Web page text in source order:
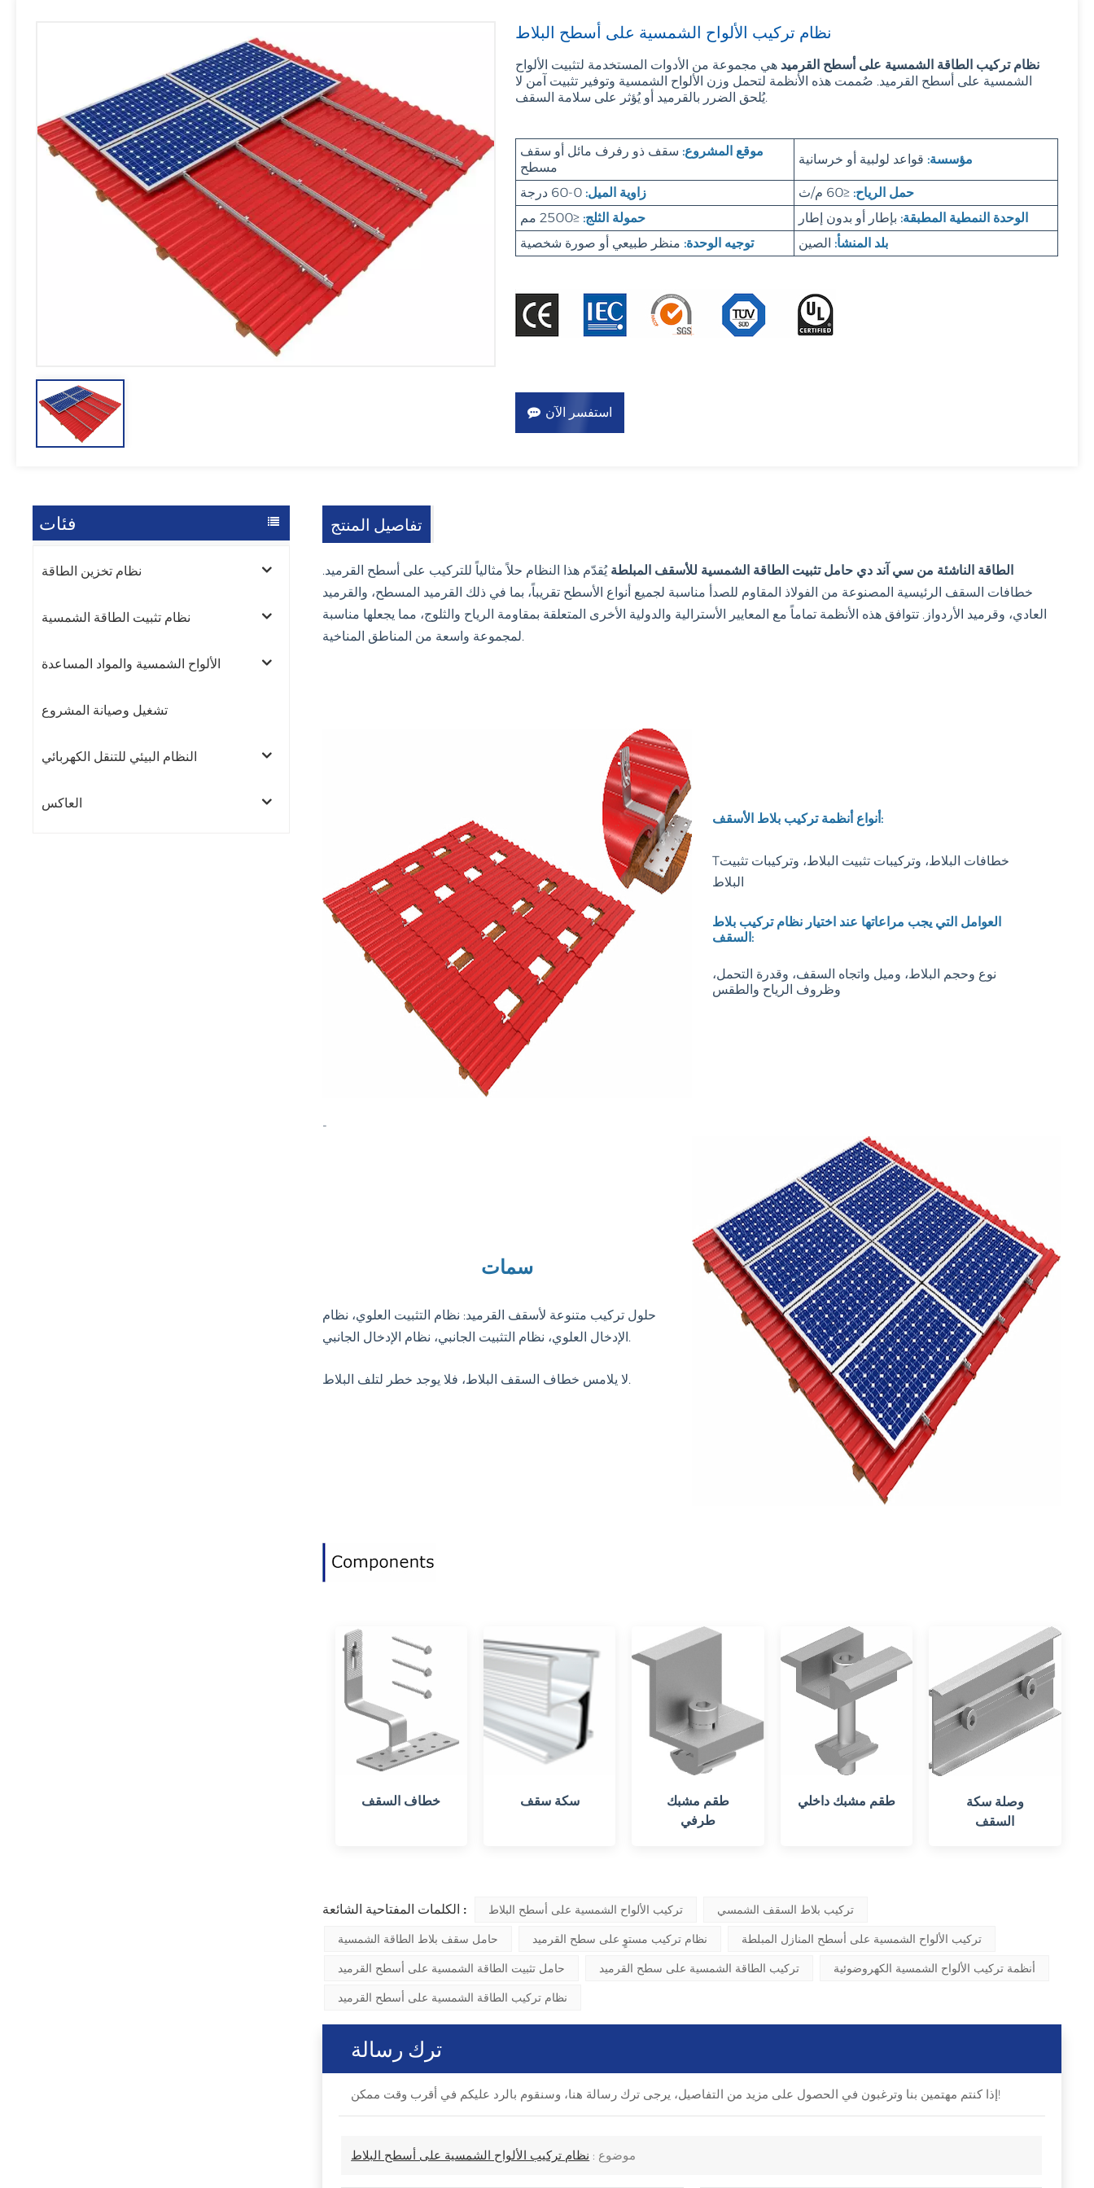
українська
نظام تركيب الألواح الشمسية على أسطح البلاط
نظام تركيب الطاقة الشمسية على أسطح القرميدهي مجموعة من الأدوات المستخدمة لتثبيت الألواح
الشمسية على أسطح القرميد. صُممت هذه الأنظمة لتحمل وزن الألواح الشمسية وتوفير تثبيت آمن لا
يُلحق الضرر بالقرميد أو يُؤثر على سلامة السقف.
موقع المشروع: سقف ذو رفرف مائل أو سقف
مسطح
مؤسسة: قواعد لولبية أو خرسانية
زاوية الميل: 0-60 درجة حمل الرياح: ≤60 م/ث
حمولة الثلج: ≤2500 مم الوحدة النمطية المطبقة: بإطار أو بدون إطار
توجيه الوحدة: منظر طبيعي أو صورة شخصية بلد المنشأ: الصين
استفسر الآن
فئات
نظام تخزين الطاقة
نظام تثبيت الطاقة الشمسية
الألواح الشمسية والمواد المساعدة
تشغيل وصيانة المشروع
النظام البيئي للتنقل الكهربائي
العاكس
تفاصيل المنتج
الطاقة الناشئة من سي آند ديحامل تثبيت الطاقة الشمسية للأسقف المبلطة يُقدّم هذا النظام حلاً مثالياً للتركيب على أسطح القرميد.
خطافات السقف الرئيسية المصنوعة من الفولاذ المقاوم للصدأ مناسبة لجميع أنواع الأسطح تقريباً، بما في ذلك القرميد المسطح، والقرميد
العادي، وقرميد الأردواز. تتوافق هذه الأنظمة تماماً مع المعايير الأسترالية والدولية الأخرى المتعلقة بمقاومة الرياح والثلوج، مما يجعلها مناسبة
لمجموعة واسعة من المناطق المناخية.
أنواع أنظمة تركيب بلاط الأسقف:
Tخطافات البلاط، وتركيبات تثبيت البلاط، وتركيبات تثبيت
البلاط
العوامل التي يجب مراعاتها عند اختيار نظام تركيب بلاط
السقف:
نوع وحجم البلاط، وميل واتجاه السقف، وقدرة التحمل،
وظروف الرياح والطقس
-
سمات
حلول تركيب متنوعة لأسقف القرميد: نظام التثبيت العلوي، نظام
الإدخال العلوي، نظام التثبيت الجانبي، نظام الإدخال الجانبي.
لا يلامس خطاف السقف البلاط، فلا يوجد خطر لتلف البلاط.
خطاف السقف سكة سقف
طقم مشبك
طرفي
طقم مشبك داخلي
وصلة سكة
السقف
الكلمات المفتاحية الشائعة : تركيب الألواح الشمسية على أسطح البلاط
تركيب بلاط السقف الشمسي
حامل سقف بلاط الطاقة الشمسية
نظام تركيب مستوٍ على سطح القرميد
تركيب الألواح الشمسية على أسطح المنازل المبلطة
حامل تثبيت الطاقة الشمسية على أسطح القرميد
تركيب الطاقة الشمسية على سطح القرميد
أنظمة تركيب الألواح الشمسية الكهروضوئية
نظام تركيب الطاقة الشمسية على أسطح القرميد
ترك رسالة
إذا كنتم مهتمين بنا وترغبون في الحصول على مزيد من التفاصيل، يرجى ترك رسالة هنا، وسنقوم بالرد عليكم في أقرب وقت ممكن!
موضوع : نظام تركيب الألواح الشمسية على أسطح البلاط